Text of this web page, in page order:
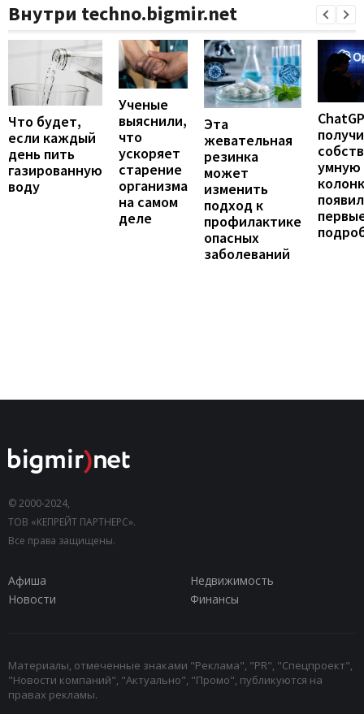
Внутри techno.bigmir.net
Что будет,
если каждый
день пить
газированную
воду
Ученые
выяснили,
что
ускоряет
старение
организма
на самом
деле
Эта
жевательная
резинка
может
изменить
подход к
профилактике
опасных
заболеваний
умную
© 2000-2024,
ТОВ «КЕПРЕЙТ ПАРТНЕРС».
Все права защищены.
Афиша
Недвижимость
Новости
Финансы
Материалы, отмеченные знаками "Реклама", "PR", "Спецпроект",
"Новости компаний", "Актуально", "Промо", публикуются на
правах рекламы.